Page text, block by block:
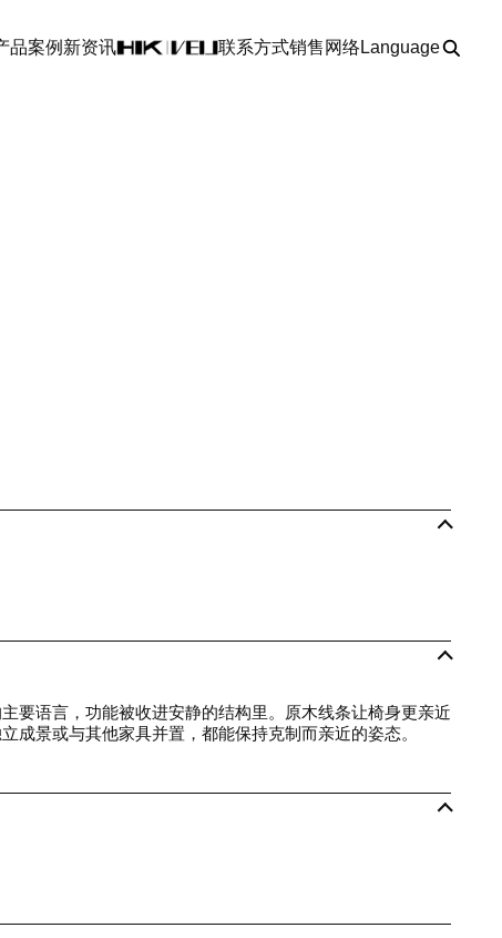
品案例 新资讯 联系方式销售网络Language
要语言，功能被收进安静的结构里。原木线条让椅身更亲近
成景或与其他家具并置，都能保持克制而亲近的姿态。